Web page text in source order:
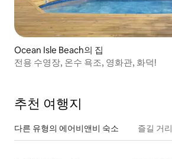
Ocean Isle Beach의 집
전용 수영장, 온수 욕조, 영화관, 화덕!
추천 여행지
다른 유형의 에어비앤비 숙소 즐길 거리